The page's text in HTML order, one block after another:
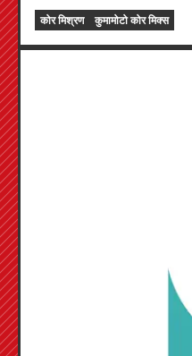
कोर मिश्रण कुमामोटो कोर मिक्स